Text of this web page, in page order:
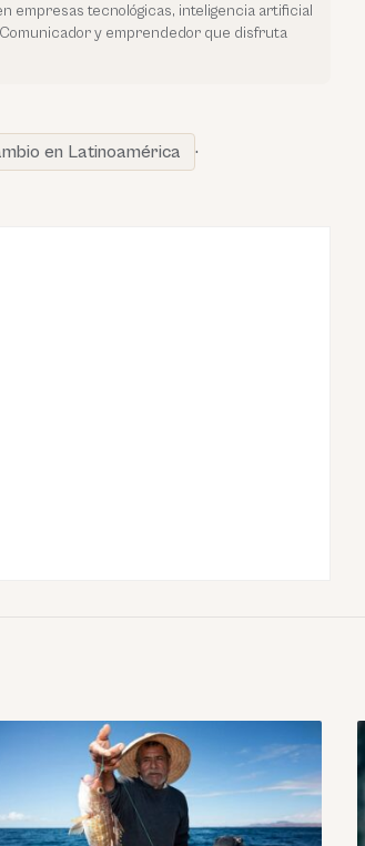
empresas tecnológicas, inteligencia artificial
y emprendedor que disfruta
en Latinoamérica
·